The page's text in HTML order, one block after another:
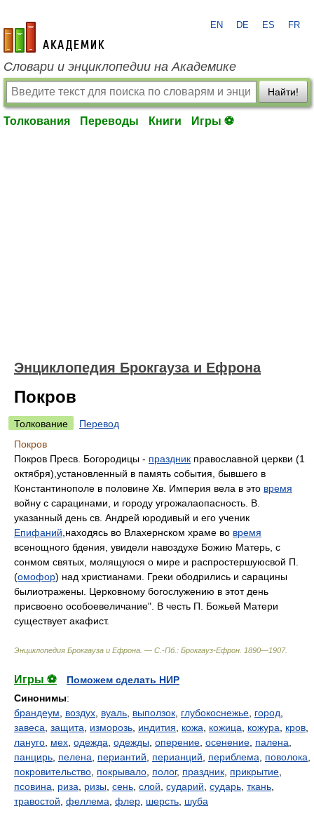
academic.ru
EN DE ES FR
Словари и энциклопедии на Академике
Найти!
Толкования Переводы Книги Игры ⚽
Энциклопедия Брокгауза и Ефрона
Покров
Толкование
Перевод
Покров
Покров Пресв. Богородицы - праздник православной церкви (1
октября),установленный в память события, бывшего в
Константинополе в половине Хв. Империя вела в это время
войну с сарацинами, и городу угрожалаопасность. В.
указанный день св. Андрей юродивый и его ученик
Епифаний ,находясь во Влахернском храме во время
всенощного бдения, увидели навоздухе Божию Матерь, с
сонмом святых, молящуюся о мире и распростершуюсвой П.
(омофор) над христианами. Греки ободрились и сарацины
былиотражены. Церковному богослужению в этот день
присвоено особоевеличание". В честь П. Божьей Матери
существует акафист.
Энциклопедия Брокгауза и Ефрона. — С.-Пб.: Брокгауз-Ефрон 1890—1907.
Игры ⚽
Поможем сделать НИР
Синонимы:
брандеум
воздух вуаль выползок глубокоснежье город
завеса защита изморозь индития кожа кожица кожура кров
лануго мех одежда одежды оперение осенение палена
панцирь пелена периантий перианций периблема поволока
покровительство покрывало полог, праздник прикрытие
псовина
риза ризы сень слой сударий сударь ткань
травостой феллема флер шерсть шуба